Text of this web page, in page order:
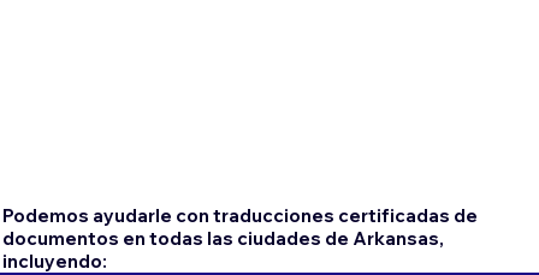
Podemos ayudarle con traducciones certificadas de
documentos en todas las ciudades de Arkansas,
incluyendo: